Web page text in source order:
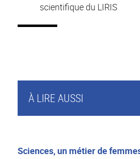
scientifique du LIRIS
À LIRE AUSSI
Sciences, un métier de